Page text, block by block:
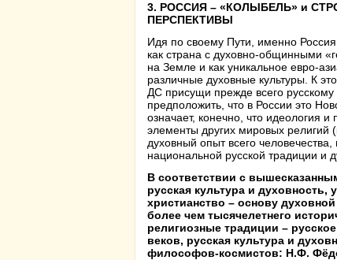
3. РОССИЯ – «КОЛЫБЕЛЬ» и
ПЕРСПЕКТИВЫ
Идя по своему Пути, именно
как страна с духовно-общинными
на Земле и как уникальное евро-
различные духовные культуры. К
ДС присущи прежде всего
предположить, что в России это
означает, конечно, что идеология
элементы других мировых религий
духовный опыт всего
национальной русской традиции и
В соответствии с
русская культура и
христианство – основу
более чем тысячелетнего
религиозные традиции –
веков, русская культура и
философов-космистов: Н.Ф.